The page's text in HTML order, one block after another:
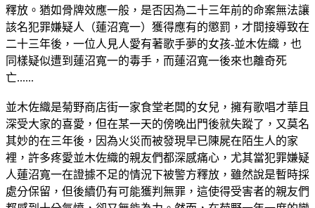
釋放。猶如骨牌效應一般，是否因為二十三年前的命案無法讓
該名犯罪嫌疑人（蓮沼寬一）獲得應有的懲罰，才間接導致在
二十三年後，一位人見人愛有著歌手夢的女孩-並木佐織，也
同樣疑似遭到蓮沼寬一的毒手，而蓮沼寬一後來也離奇死
亡......
並木佐織是菊野商店街一家食堂老闆的女兒，擁有歌唱才華且
深受大家的喜愛，但在某一天的傍晚出門後就失蹤了，又莫名
其妙的在三年後，因為火災而被發現早已陳屍在陌生人的家
裡，許多疼愛並木佐織的親友們都深感痛心，尤其當犯罪嫌疑
人蓮沼寬一在證據不足的情況下被警方釋放，雖然說是暫時採
處分保留，但後續仍有可能獲判無罪，這使得受害者的親友們